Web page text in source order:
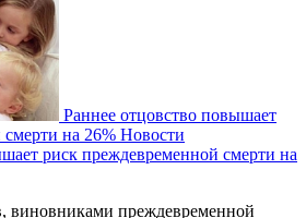
Раннее отцовство повышает
на 26% Новости
риск преждевременной смерти на
виновниками преждевременной